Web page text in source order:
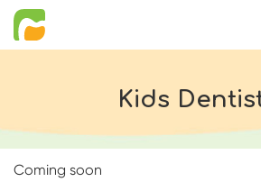
Kids
Coming soon